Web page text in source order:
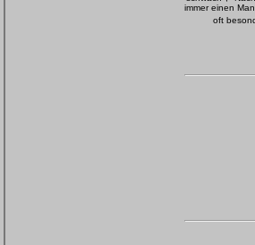
immer einen
oft